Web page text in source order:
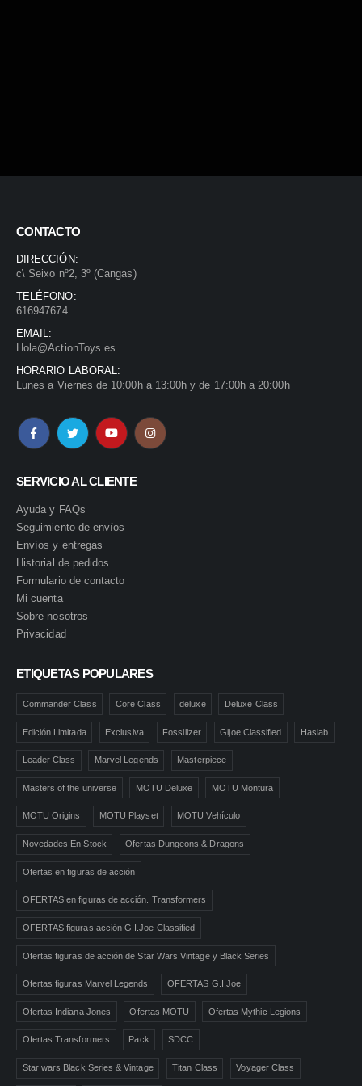
CONTACTO
DIRECCIÓN:
c\ Seixo nº2, 3º (Cangas)
TELÉFONO:
616947674
EMAIL:
Hola@ActionToys.es
HORARIO LABORAL:
Lunes a Viernes de 10:00h a 13:00h y de 17:00h a 20:00h
SERVICIO AL CLIENTE
Ayuda y FAQs
Seguimiento de envíos
Envíos y entregas
Historial de pedidos
Formulario de contacto
Mi cuenta
Sobre nosotros
Privacidad
ETIQUETAS POPULARES
Commander Class Core Class deluxe Deluxe Class
Edición Limitada Exclusiva Fossilizer Gijoe Classified Haslab
Leader Class Marvel Legends Masterpiece
Masters of the universe MOTU Deluxe MOTU Montura
MOTU Origins MOTU Playset MOTU Vehículo
Novedades En Stock Ofertas Dungeons & Dragons
Ofertas en figuras de acción
OFERTAS en figuras de acción. Transformers
OFERTAS figuras acción G.I.Joe Classified
Ofertas figuras de acción de Star Wars Vintage y Black Series
Ofertas figuras Marvel Legends OFERTAS G.I.Joe
Ofertas Indiana Jones Ofertas MOTU Ofertas Mythic Legions
Ofertas Transformers Pack SDCC
Star wars Black Series & Vintage Titan Class Voyager Class